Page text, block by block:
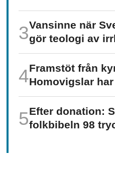
Vansinne när
gör teologi av
Framstöt från
Homo­vigslar
Efter donation:
folkbibeln 98